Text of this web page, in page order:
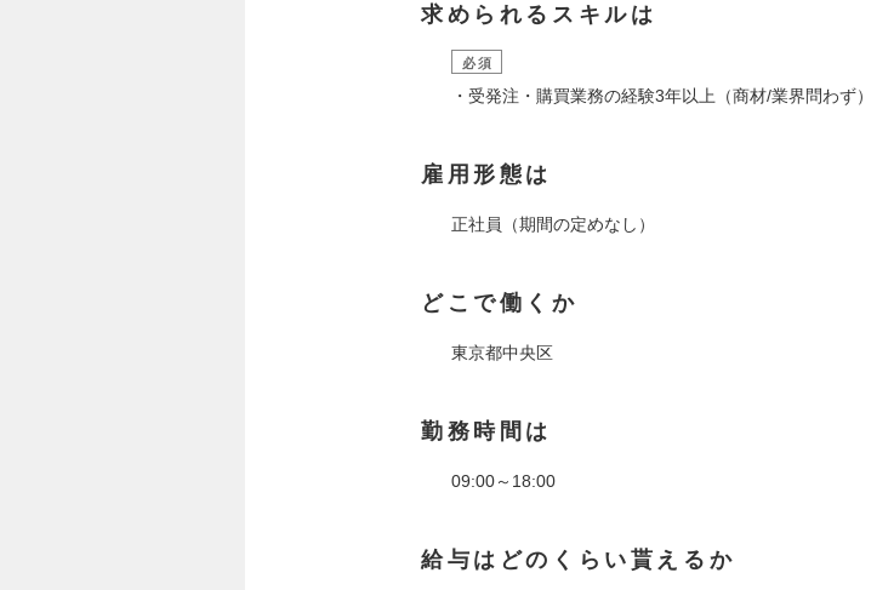
求められるスキルは
必須
・受発注・購買業務の経験3年以上（商材/業界問わず）
雇用形態は
正社員（期間の定めなし）
どこで働くか
東京都中央区
勤務時間は
09:00～18:00
給与はどのくらい貰えるか